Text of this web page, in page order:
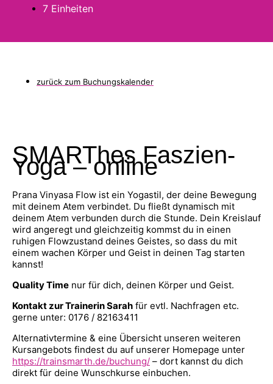
7 Einheiten
zurück zum Buchungskalender
SMARThes Faszien-
Yoga – online
Prana Vinyasa Flow ist ein Yogastil, der deine Bewegung
mit deinem Atem verbindet. Du fließt dynamisch mit
deinem Atem verbunden durch die Stunde. Dein Kreislauf
wird angeregt und gleichzeitig kommst du in einen
ruhigen Flowzustand deines Geistes, so dass du mit
einem wachen Körper und Geist in deinen Tag starten
kannst!
Quality Time nur für dich, deinen Körper und Geist.
Kontakt zur Trainerin Sarah für evtl. Nachfragen etc.
gerne unter: 0176 / 82163411
Alternativtermine & eine Übersicht unseren weiteren
Kursangebots findest du auf unserer Homepage unter
https://trainsmarth.de/buchung/ – dort kannst du dich
direkt für deine Wunschkurse einbuchen.